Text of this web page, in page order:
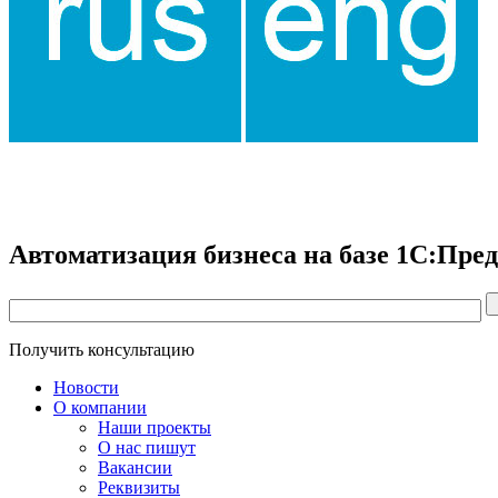
Автоматизация бизнеса на базе
Получить консультацию
Новости
О компании
Наши проекты
О нас пишут
Вакансии
Реквизиты